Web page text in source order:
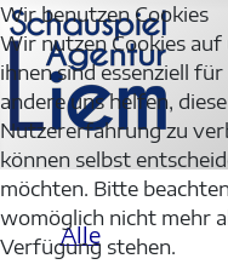
Alle
Wir benutzen Cookies
Wir nutzen Cookies
ihnen sind essenziell
andere uns helfen,
Nutzererfahrung zu
können selbst
möchten. Bitte
womöglich nicht mehr
Verfügung stehen.